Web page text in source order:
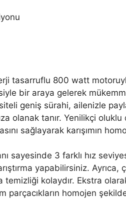
tasarruflu 800 watt
bir araya gelerek
geniş sürahi, ailenizle
olanak tanır. Yenilikçi oluklu
sağlayarak karışımın
sayesinde 3 farklı hız
yapabilirsiniz. Ayrıca,
temizliği kolaydır. Ekstra
homojen şekilde